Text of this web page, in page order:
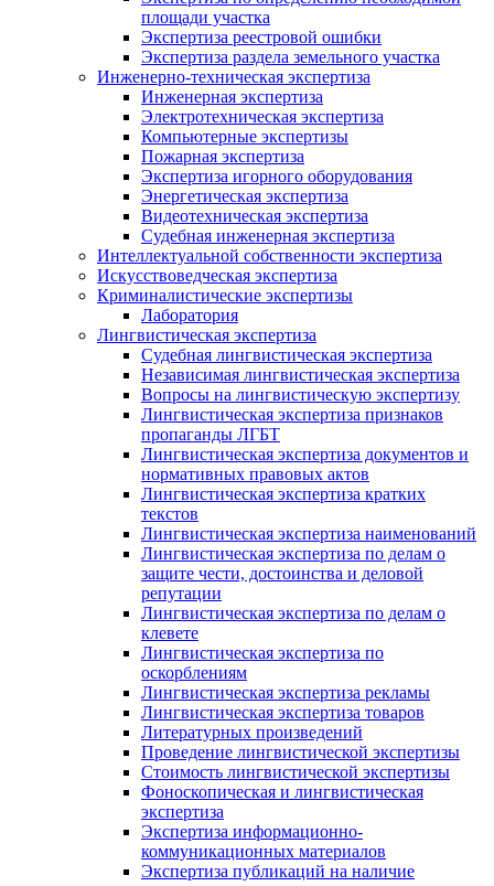
площади участка
Экспертиза реестровой ошибки
Экспертиза раздела земельного участка
Инженерно-техническая экспертиза
Инженерная экспертиза
Электротехническая экспертиза
Компьютерные экспертизы
Пожарная экспертиза
Экспертиза игорного оборудования
Энергетическая экспертиза
Видеотехническая экспертиза
Судебная инженерная экспертиза
Интеллектуальной собственности экспертиза
Искусствоведческая экспертиза
Криминалистические экспертизы
Лаборатория
Лингвистическая экспертиза
Судебная лингвистическая экспертиза
Независимая лингвистическая экспертиза
Вопросы на лингвистическую экспертизу
Лингвистическая экспертиза признаков
пропаганды ЛГБТ
Лингвистическая экспертиза документов и
нормативных правовых актов
Лингвистическая экспертиза кратких
текстов
Лингвистическая экспертиза наименований
Лингвистическая экспертиза по делам о
защите чести, достоинства и деловой
репутации
Лингвистическая экспертиза по делам о
клевете
Лингвистическая экспертиза по
оскорблениям
Лингвистическая экспертиза рекламы
Лингвистическая экспертиза товаров
Литературных произведений
Проведение лингвистической экспертизы
Стоимость лингвистической экспертизы
Фоноскопическая и лингвистическая
экспертиза
Экспертиза информационно-
коммуникационных материалов
Экспертиза публикаций на наличие